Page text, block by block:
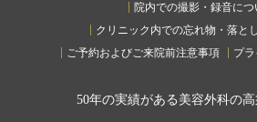
院内での撮影・録音につ
クリニック内での忘れ物・落と
ご予約およびご来院前注意事項
プ
50年の実績がある美容外科の